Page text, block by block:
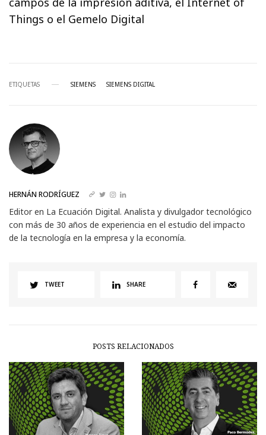
Things o el Gemelo Digital
ETIQUETAS SIEMENS SIEMENS DIGITAL
HERNÁN RODRÍGUEZ
Editor en La Ecuación Digital. Analista y divulgador tecnológico
con más de 30 años de experiencia en el estudio del impacto
de la tecnología en la empresa y la economía.
TWEET SHARE
POSTS RELACIONADOS